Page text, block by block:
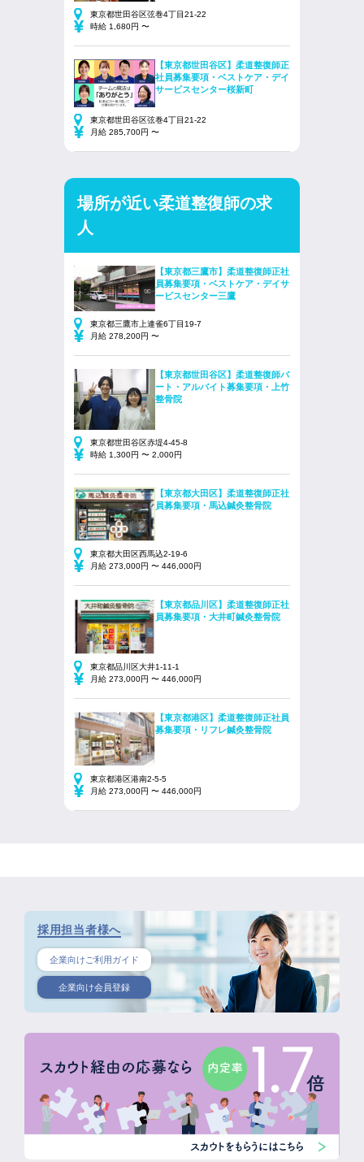
東京都世田谷区弦巻4丁目21-22
時給 1,680円 〜
【東京都世田谷区】柔道整復師正
社員募集要項・ベストケア・デイ
サービスセンター桜新町
東京都世田谷区弦巻4丁目21-22
月給 285,700円 〜
場所が近い柔道整復師の求
人
【東京都三鷹市】柔道整復師正社
員募集要項・ベストケア・デイサ
ービスセンター三鷹
東京都三鷹市上連雀6丁目19-7
月給 278,200円 〜
【東京都世田谷区】柔道整復師パ
ート・アルバイト募集要項・上竹
整骨院
東京都世田谷区赤堤4-45-8
時給 1,300円 〜 2,000円
【東京都大田区】柔道整復師正社
員募集要項・馬込鍼灸整骨院
東京都大田区西馬込2-19-6
月給 273,000円 〜 446,000円
【東京都品川区】柔道整復師正社
員募集要項・大井町鍼灸整骨院
東京都品川区大井1-11-1
月給 273,000円 〜 446,000円
【東京都港区】柔道整復師正社員
募集要項・リフレ鍼灸整骨院
東京都港区港南2-5-5
月給 273,000円 〜 446,000円
採用担当者様へ
企業向けご利用ガイド
企業向け会員登録